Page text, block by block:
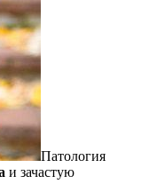
Патология
и зачастую